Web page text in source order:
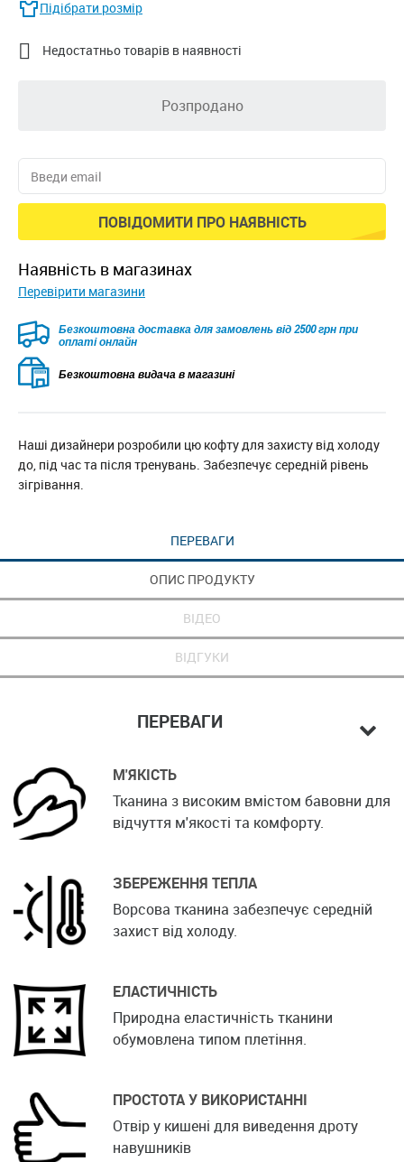
Підібрати розмір
 Недостатньо товарів в наявності
Розпродано
ПОВІДОМИТИ ПРО НАЯВНІСТЬ
наявність в магазинах
Перевірити магазини
Безкоштовна доставка для замовлень від 2500 грн при
оплаті онлайн
Безкоштовна видача в магазині
Наші дизайнери розробили цю кофту для захисту від холоду
до, під час та після тренувань. Забезпечує середній рівень
зігрівання.
ПЕРЕВАГИ
ОПИС ПРОДУКТУ
ВІДЕО
ВІДГУКИ
ПЕРЕВАГИ
М'ЯКІСТЬ
Тканина з високим вмістом бавовни для
відчуття м'якості та комфорту.
ЗБЕРЕЖЕННЯ ТЕПЛА
Ворсова тканина забезпечує середній
захист від холоду.
ЕЛАСТИЧНІСТЬ
Природна еластичність тканини
обумовлена типом плетіння.
ПРОСТОТА У ВИКОРИСТАННІ
Отвір у кишені для виведення дроту
навушників